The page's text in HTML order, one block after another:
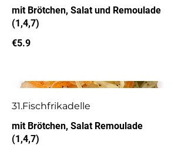
mit Brötchen, Salat und Remoulade
(1,4,7)
€5.9
31.Fischfrikadelle
mit Brötchen, Salat Remoulade
(1,4,7)